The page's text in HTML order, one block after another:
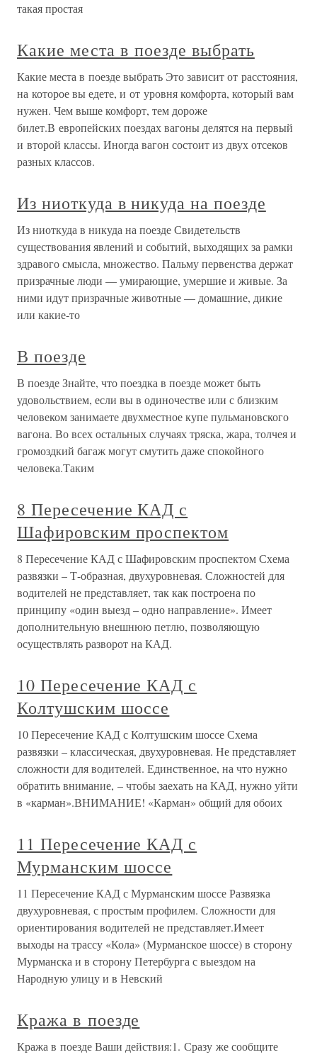
такая простая
Какие места в поезде выбрать
Какие места в поезде выбрать Это зависит от расстояния,
на которое вы едете, и от уровня комфорта, который вам
нужен. Чем выше комфорт, тем дороже
билет.В европейских поездах вагоны делятся на первый
и второй классы. Иногда вагон состоит из двух отсеков
разных классов.
Из ниоткуда в никуда на поезде
Из ниоткуда в никуда на поезде Свидетельств
существования явлений и событий, выходящих за рамки
здравого смысла, множество. Пальму первенства держат
призрачные люди — умирающие, умершие и живые. За
ними идут призрачные животные — домашние, дикие
или какие-то
В поезде
В поезде Знайте, что поездка в поезде может быть
удовольствием, если вы в одиночестве или с близким
человеком занимаете двухместное купе пульмановского
вагона. Во всех остальных случаях тряска, жара, толчея и
громоздкий багаж могут смутить даже спокойного
человека.Таким
8 Пересечение КАД с
Шафировским проспектом
8 Пересечение КАД с Шафировским проспектом Схема
развязки – Т-образная, двухуровневая. Сложностей для
водителей не представляет, так как построена по
принципу «один выезд – одно направление». Имеет
дополнительную внешнюю петлю, позволяющую
осуществлять разворот на КАД.
10 Пересечение КАД с
Колтушским шоссе
10 Пересечение КАД с Колтушским шоссе Схема
развязки – классическая, двухуровневая. Не представляет
сложности для водителей. Единственное, на что нужно
обратить внимание, – чтобы заехать на КАД, нужно уйти
в «карман».ВНИМАНИЕ! «Карман» общий для обоих
11 Пересечение КАД с
Мурманским шоссе
11 Пересечение КАД с Мурманским шоссе Развязка
двухуровневая, с простым профилем. Сложности для
ориентирования водителей не представляет.Имеет
выходы на трассу «Кола» (Мурманское шоссе) в сторону
Мурманска и в сторону Петербурга с выездом на
Народную улицу и в Невский
Кража в поезде
Кража в поезде Ваши действия:1. Сразу же сообщите